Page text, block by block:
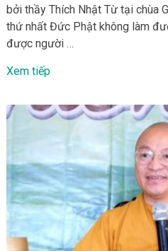
bởi thầy Thích Nhật Từ tại chùa
thứ nhất Đức Phật không làm
được người …
Xem tiếp